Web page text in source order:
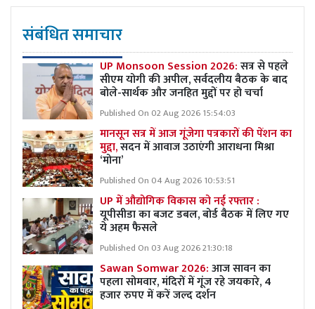
संबंधित समाचार
UP Monsoon Session 2026:सत्र से पहले
सीएम योगी की अपील, सर्वदलीय बैठक के बाद
बोले-सार्थक और जनहित मुद्दों पर हो चर्चा
Published On 02 Aug 2026 15:54:03
मानसून सत्र में आज गूंजेगा पत्रकारों की पेंशन का
मुद्दा,सदन में आवाज उठाएंगी आराधना मिश्रा
‘मोना’
Published On 04 Aug 2026 10:53:51
UP में औद्योगिक विकास को नई रफ्तार :
यूपीसीडा का बजट डबल, बोर्ड बैठक में लिए गए
ये अहम फैसले
Published On 03 Aug 2026 21:30:18
Sawan Somwar 2026:आज सावन का
पहला सोमवार, मंदिरों में गूंज रहे जयकारे, 4
हजार रुपए में करें जल्द दर्शन